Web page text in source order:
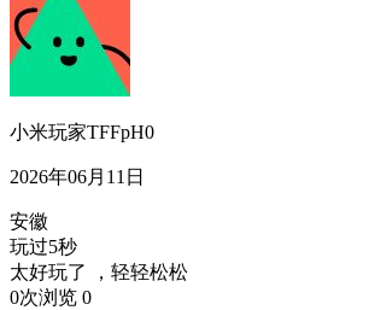
小米玩家TFFpH0
2026年06月11日
安徽
玩过5秒
太好玩了 ，轻轻松松
0次浏览 0